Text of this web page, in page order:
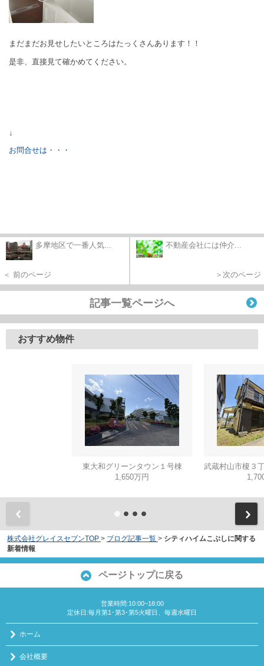
まだまだお見せしたいところはたっくさんあります！！
是非、直接見て確かめてください。
↓
お問合せは・・・
多摩地区で一番人気...
＜ 前のページ
不動産会社には仲介...
＞次のページ
記事一覧ページへ
おすすめ物件
東大和グリーンタウン１号棟
1,650万円
株式会社グレイスセブンTOP > ブログ記事一覧 > シティハイムこぶしに関する
新着情報
ページトップに戻る
営業時間:10:00~18:00
定休日:毎月第1･第3･第5火曜日、毎週水曜日
ホーム
会社概要